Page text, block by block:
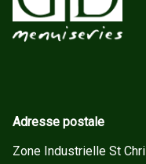
Adresse postale
Zone Industrielle St